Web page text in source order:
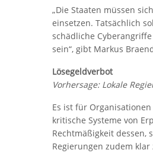
„Die Staaten müssen
einsetzen. Tatsächlich
schädliche
sein“, gibt Markus
Lösegeldverbot
Vorhersage: Lokale
Es ist für
kritische Systeme von
Rechtmäßigkeit dessen,
Regierungen zudem